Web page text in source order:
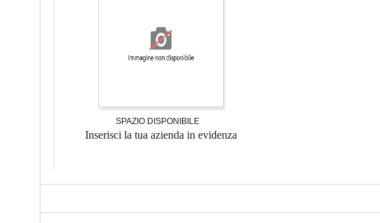
SPAZIO DISPONIBILE
Inserisci la tua azienda in evidenza